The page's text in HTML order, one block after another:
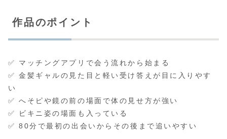
作品のポイント
✅ マッチングアプリで会う流れから始まる
✅ 金髪ギャルの見た目と軽い受け答えが目に入りやす
い
✅ へそピや鏡の前の場面で体の見せ方が強い
✅ ビキニ姿の場面も入っている
✅ 80分で最初の出会いからその後まで追いやすい